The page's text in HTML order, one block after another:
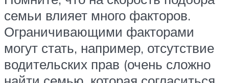
семьи влияет много факторов.
Ограничивающими факторами
могут стать, например, отсутствие
водительских прав (очень сложно